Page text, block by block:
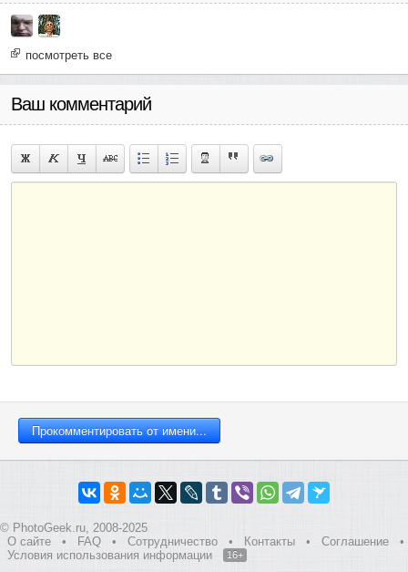
посмотреть все
Ваш комментарий
© PhotoGeek.ru, 2008-2025
О сайте
• FAQ • Сотрудничество • Контакты • Соглашение
•
Условия использования информации
16+